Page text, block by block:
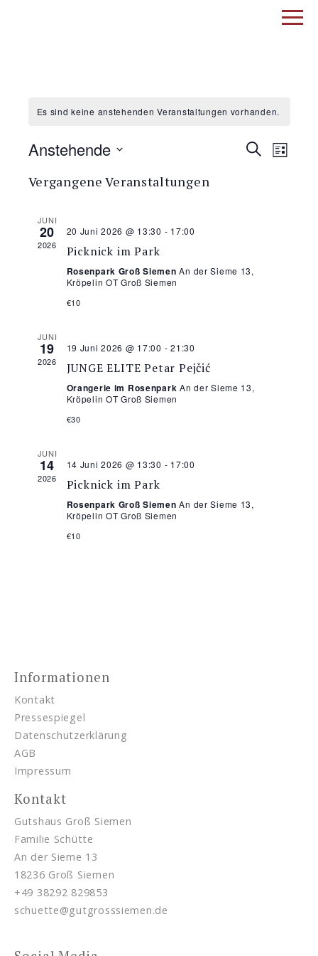
Es sind keine anstehenden Veranstaltungen vorhanden.
SucheListe
Anstehende
wählen.
Vergangene Veranstaltungen
JUNI
20
2026
20 Juni 2026 @ 13:30 - 17:00
Picknick im Park
Rosenpark Groß SiemenAn der Sieme 13,
Kröpelin OT Groß Siemen
€10
JUNI
19
2026
19 Juni 2026 @ 17:00 -21:30
JUNGE ELITE Petar Pejčić
Orangerie im RosenparkAn der Sieme 13,
Kröpelin OT Groß Siemen
€30
JUNI
14
2026
14 Juni 2026 @ 13:30 - 17:00
Picknick im Park
Rosenpark Groß SiemenAn der Sieme 13,
Kröpelin OT Groß Siemen
€10
Informationen
Kontakt
Pressespiegel
Datenschutzerklärung
AGB
Impressum
Kontakt
Gutshaus Groß Siemen
Familie Schütte
An der Sieme 13
18236 Groß Siemen
+49 38292 829853
schuette@gutgrosssiemen.de